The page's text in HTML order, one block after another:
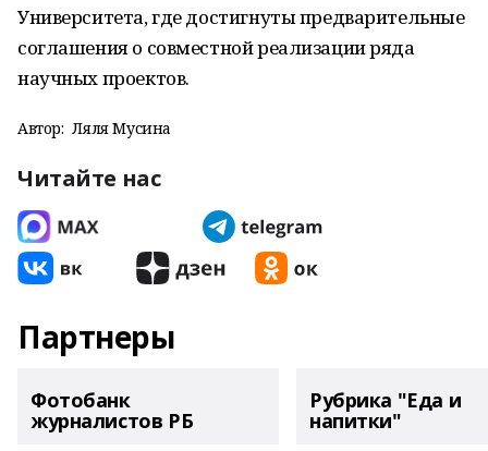
Университета, где достигнуты предварительные
соглашения о совместной реализации ряда
научных проектов.
Автор: Ляля Мусина
Читайте нас
Партнеры
Фотобанк
журналистов РБ
Рубрика "Еда и
напитки"